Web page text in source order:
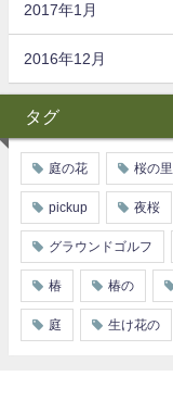
2017年1月
2016年12月
タグ
庭の花 桜の里
pickup 夜桜
グラウンドゴルフ
椿 椿の
庭 生け花の